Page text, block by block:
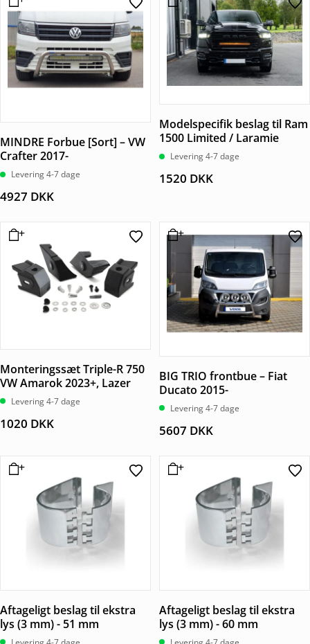
MINDRE Forbue [Sort] – VW
Crafter 2017-
Levering 4-7 dage
4927 DKK
Modelspecifik beslag til Ram
1500 Limited / Laramie
Levering 4-7 dage
1520 DKK
Monteringssæt Triple-R 750
VW Amarok 2023+, Lazer
Levering 4-7 dage
1020 DKK
BIG TRIO frontbue – Fiat
Ducato 2015-
Levering 4-7 dage
5607 DKK
Aftageligt beslag til ekstra
lys (3 mm) - 51 mm
Aftageligt beslag til ekstra
lys (3 mm) - 60 mm